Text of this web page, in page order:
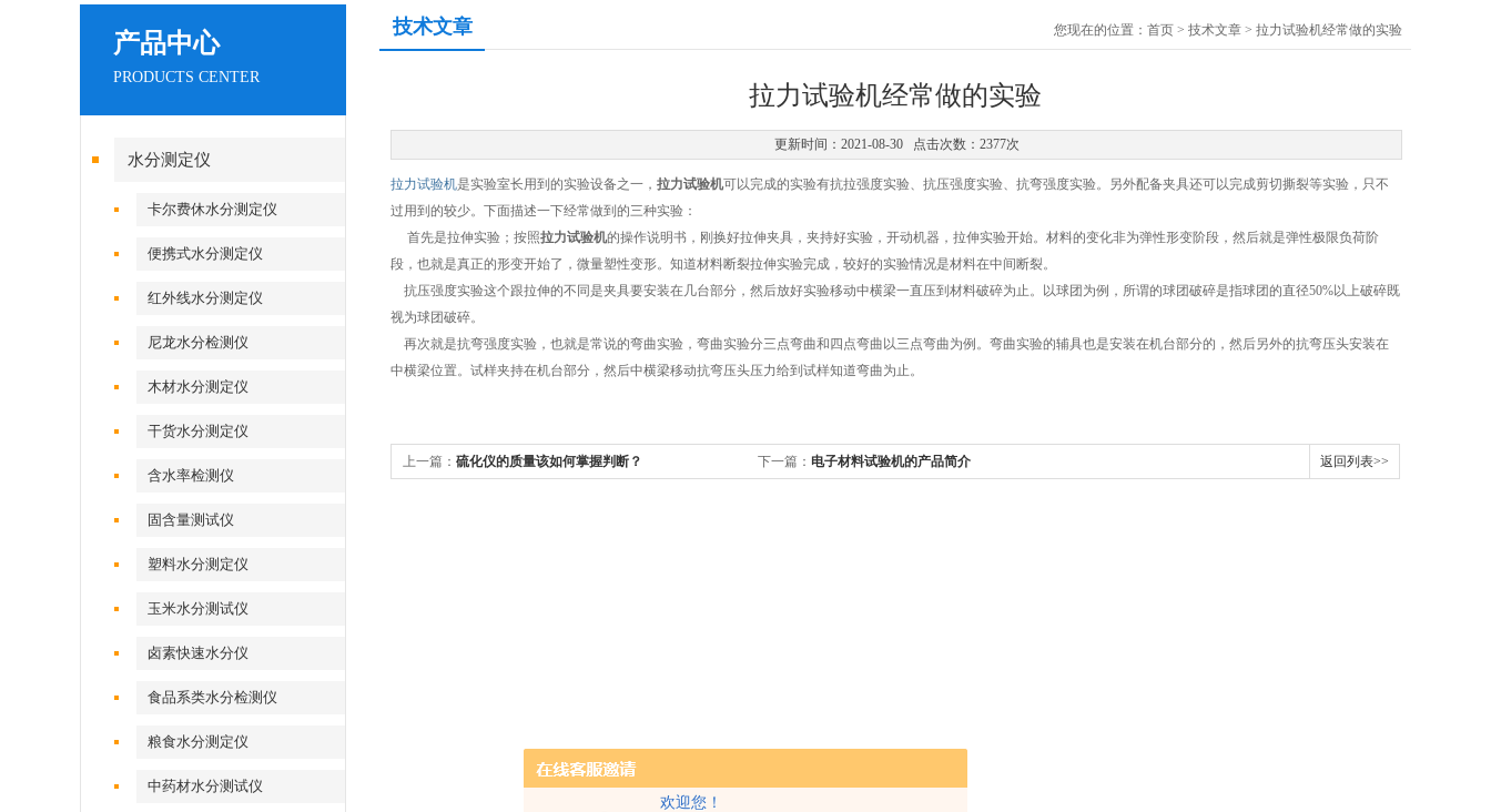
欢迎您！
产品中心
PRODUCTS CENTER
水分测定仪
卡尔费休水分测定仪
便携式水分测定仪
红外线水分测定仪
尼龙水分检测仪
木材水分测定仪
干货水分测定仪
含水率检测仪
固含量测试仪
塑料水分测定仪
玉米水分测试仪
卤素快速水分仪
食品系类水分检测仪
粮食水分测定仪
中药材水分测试仪
技术文章 您现在的位置： 首页 > 技术文章 > 拉力试验机经常做的实验
拉力试验机经常做的实验
更新时间：2021-08-30 点击次数：2377次
拉力试验机是实验室长用到的实验设备之一， 拉力试验机可以完成的实验有抗拉强度实验、抗压强度实验、抗弯强度实验。另外配备夹具还可以完成剪切撕裂等实验，只不
过用到的较少。下面描述一下经常做到的三种实验：
首先是拉伸实验；按照拉力试验机的操作说明书，刚换好拉伸夹具，夹持好实验，开动机器，拉伸实验开始。材料的变化非为弹性形变阶段，然后就是弹性极限负荷阶
段，也就是真正的形变开始了，微量塑性变形。知道材料断裂拉伸实验完成，较好的实验情况是材料在中间断裂。
抗压强度实验这个跟拉伸的不同是夹具要安装在几台部分，然后放好实验移动中横梁一直压到材料破碎为止。以球团为例，所谓的球团破碎是指球团的直径50%以上破碎既
视为球团破碎。
再次就是抗弯强度实验，也就是常说的弯曲实验，弯曲实验分三点弯曲和四点弯曲以三点弯曲为例。弯曲实验的辅具也是安装在机台部分的，然后另外的抗弯压头安装在
中横梁位置。试样夹持在机台部分，然后中横梁移动抗弯压头压力给到试样知道弯曲为止。
上一篇： 硫化仪的质量该如何掌握判断？ 下一篇： 电子材料试验机的产品简介 返回列表>>